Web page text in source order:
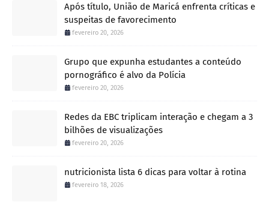
Após título, União de Maricá enfrenta críticas e
suspeitas de favorecimento
fevereiro 20, 2026
Grupo que expunha estudantes a conteúdo
pornográfico é alvo da Polícia
fevereiro 20, 2026
Redes da EBC triplicam interação e chegam a 3
bilhões de visualizações
fevereiro 20, 2026
nutricionista lista 6 dicas para voltar à rotina
fevereiro 18, 2026